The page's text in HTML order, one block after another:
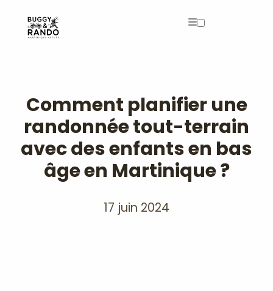
Comment planifier une
randonnée tout-terrain
avec des enfants en bas
âge en Martinique ?
17 juin 2024